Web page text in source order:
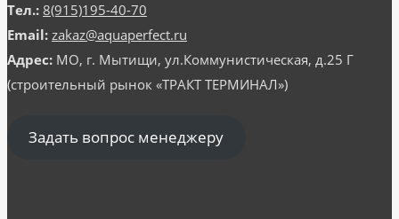
Тел.: 8(915)195-40-70
Email: zakaz@aquaperfect.ru
Адрес: МО, г. Мытищи, ул.Коммунистическая, д.25 Г
(строительный рынок «ТРАКТ ТЕРМИНАЛ»)
Задать вопрос менеджеру